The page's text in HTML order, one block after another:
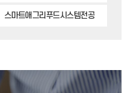
스마트애그리푸드시스템전공